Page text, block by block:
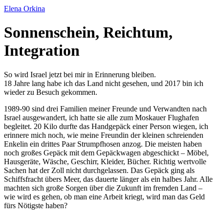
Elena Orkina
Sonnenschein, Reichtum,
Integration
So wird Israel jetzt bei mir in Erinnerung bleiben.
18 Jahre lang habe ich das Land nicht gesehen, und 2017 bin ich
wieder zu Besuch gekommen.
1989-90 sind drei Familien meiner Freunde und Verwandten nach
Israel ausgewandert, ich hatte sie alle zum Moskauer Flughafen
begleitet. 20 Kilo durfte das Handgepäck einer Person wiegen, ich
erinnere mich noch, wie meine Freundin der kleinen schreienden
Enkelin ein drittes Paar Strumpfhosen anzog. Die meisten haben
noch großes Gepäck mit dem Gepäckwagen abgeschickt – Möbel,
Hausgeräte, Wäsche, Geschirr, Kleider, Bücher. Richtig wertvolle
Sachen hat der Zoll nicht durchgelassen. Das Gepäck ging als
Schiffsfracht übers Meer, das dauerte länger als ein halbes Jahr. Alle
machten sich große Sorgen über die Zukunft im fremden Land –
wie wird es gehen, ob man eine Arbeit kriegt, wird man das Geld
fürs Nötigste haben?